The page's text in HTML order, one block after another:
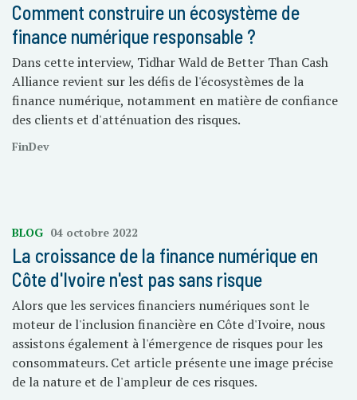
Comment construire un écosystème de
finance numérique responsable ?
Dans cette interview, Tidhar Wald de Better Than Cash
Alliance revient sur les défis de l'écosystèmes de la
finance numérique, notamment en matière de confiance
des clients et d'atténuation des risques.
FinDev
BLOG 04 octobre 2022
La croissance de la finance numérique en
Côte d'Ivoire n'est pas sans risque
Alors que les services financiers numériques sont le
moteur de l'inclusion financière en Côte d'Ivoire, nous
assistons également à l'émergence de risques pour les
consommateurs. Cet article présente une image précise
de la nature et de l'ampleur de ces risques.